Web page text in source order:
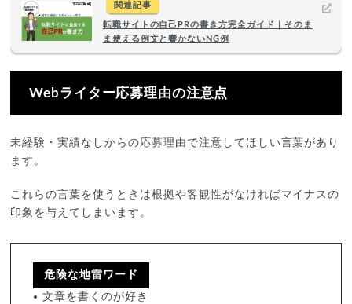
関連記事
転職サイトの自己PRの書き方完全ガイド｜そのま
ま使える例文と響かないNG例
Webライター応募理由の注意点
未経験・実績なしからの応募理由で注意してほしい言葉があり
ます。
これらの言葉を使うときは根拠や客観性がなければマイナスの
印象を与えてしまいます。
危険な地雷ワード
文章を書くのが好き